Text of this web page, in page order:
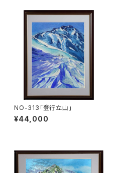
NO-313「登行立山」
¥44,000